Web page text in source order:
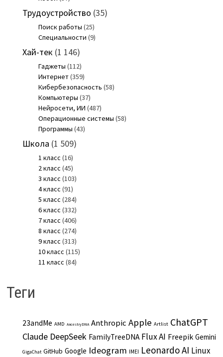
Трудоустройство (35)
Поиск работы (25)
Специальности (9)
Хай-тек (1 146)
Гаджеты (112)
Интернет(359)
Кибербезопасность (58)
Компьютеры (37)
Нейросети, ИИ (487)
Операционные системы (58)
Программы (43)
Школа (1 509)
1 класс (16)
2 класс (45)
3 класс (103)
4 класс (91)
5 класс (284)
6 класс (332)
7 класс (406)
8 класс (274)
9 класс (313)
10 класс (115)
11 класс (84)
Теги
23andMe AMD AncestryDNA Anthropic Apple Artlist ChatGPT
Claude DeepSeek FamilyTreeDNA Flux AI Freepik Gemini
GigaChat GitHub Google Ideogram IMEI Leonardo AI Linux